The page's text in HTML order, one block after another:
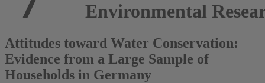
Environmental
Attitudes toward Water Conservation:
Evidence from a Large Sample of
Households in Germany